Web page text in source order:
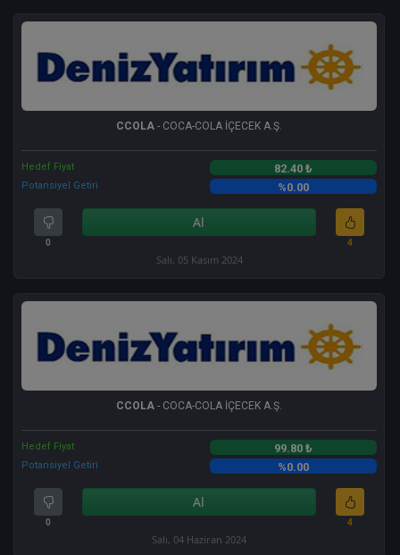
CCOLA - COCA-COLA İÇECEK A.Ş.
Hedef Fiyat 82.40 ₺
Potansiyel Getiri %0.00
0
Al
4
Salı, 05 Kasım 2024
CCOLA - COCA-COLA İÇECEK A.Ş.
Hedef Fiyat 99.80 ₺
Potansiyel Getiri %0.00
0
Al
4
Salı, 04 Haziran 2024